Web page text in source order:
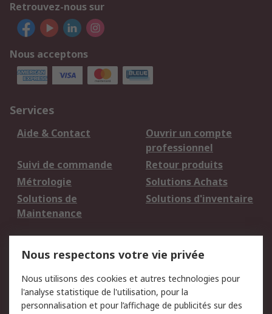
Retrouvez-nous sur
Nous acceptons
Services
Aide & Contact
Ouvrir un compte
professionnel
Suivi de commande
Retour produits
Métrologie
Solutions Achats
Solutions de
Maintenance
Solutions d'inventaire
du site
Politique de protection
Sécurité des E-mails
Nous respectons votre vie privée
Nous utilisons des cookies et autres technologies pour
l'analyse statistique de l'utilisation, pour la
personnalisation et pour l’affichage de publicités sur des